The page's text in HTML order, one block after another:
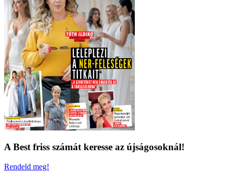
A Best friss számát keresse az újságosoknál!
Rendeld meg!